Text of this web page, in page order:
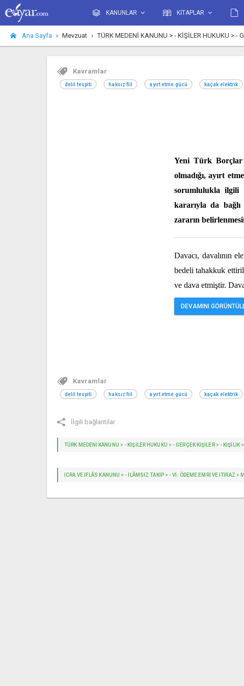
KANUNLAR KİTAPLAR
Ana Sayfa Mevzuat TÜRK MEDENİ KANUNU > - KİŞİLER HUKUKU > -
Kavramlar
delil tespiti haksız fiil ayırt etme gücü kaçak elektrik
Yeni Türk Borçlar
olmadığı, ayırt
sorumlulukla ilgili
kararıyla da
zararın
Davacı, davalının
bedeli tahakkuk
ve dava etmiştir.
DEVAMINI
Kavramlar
delil tespiti haksız fiil ayırt etme gücü kaçak elektrik
İlgili bağlantılar
TÜRK MEDENİ KANUNU > - KİŞİLER HUKUKU > - GERÇEK KİŞİLER > -
İCRA VE İFLÂS KANUNU > - İLÂMSIZ TAKIP > - VI. ÖDEME EMRİ VE İTİRAZ >